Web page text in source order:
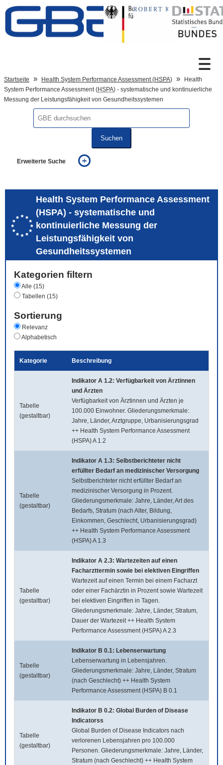
Zum Inhalt
Sprachumschaltung
Startseite Health System Performance Assessment (HSPA)
Health
System Performance Assessment (HSPA) - systematische und kontinuierliche
Messung der Leistungsfähigkeit von Gesundheitssystemen
Suchen
Erweiterte Suche
auch in allen Texten suchen (Volltextsuche)
auch Synonyme einbeziehen
auch ähnlich geschriebenes einbeziehen
Health System Performance Assessment
(HSPA) - systematische und
kontinuierliche Messung der
Leistungsfähigkeit von
Gesundheitssystemen
Kategorien filtern
Alle (15)
Tabellen (15)
Sortierung
Relevanz
Alphabetisch
Kategorie Beschreibung
Tabelle
(gestaltbar)
Indikator A 1.2: Verfügbarkeit von Ärztinnen
und Ärzten
Verfügbarkeit von Ärztinnen und Ärzten je
100.000 Einwohner. Gliederungsmerkmale:
Jahre, Länder, Arztgruppe, Urbanisierungsgrad
++ Health System Performance Assessment
(HSPA) A 1.2
Tabelle
(gestaltbar)
Indikator A 1.3: Selbstberichteter nicht
erfüllter Bedarf an medizinischer Versorgung
Selbstberichteter nicht erfüllter Bedarf an
medizinischer Versorgung in Prozent.
Gliederungsmerkmale: Jahre, Länder, Art des
Bedarfs, Stratum (nach Alter, Bildung,
Einkommen, Geschlecht, Urbanisierungsgrad)
++ Health System Performance Assessment
(HSPA) A 1.3
Tabelle
(gestaltbar)
Indikator A 2.3: Wartezeiten auf einen
Facharzttermin sowie bei elektiven Eingriffen
Wartezeit auf einen Termin bei einem Facharzt
oder einer Fachärztin in Prozent sowie Wartezeit
bei elektiven Eingriffen in Tagen.
Gliederungsmerkmale: Jahre, Länder, Stratum,
Dauer der Wartezeit ++ Health System
Performance Assessment (HSPA) A 2.3
Tabelle
(gestaltbar)
Indikator B 0.1: Lebenserwartung
Lebenserwartung in Lebensjahren.
Gliederungsmerkmale: Jahre, Länder, Stratum
(nach Geschlecht) ++ Health System
Performance Assessment (HSPA) B 0.1
Tabelle
(gestaltbar)
Indikator B 0.2: Global Burden of Disease
Indicatorss
Global Burden of Disease Indicators nach
verlorenen Lebensjahren pro 100.000
Personen. Gliederungsmerkmale: Jahre, Länder,
Stratum (nach Geschlecht) ++ Health System